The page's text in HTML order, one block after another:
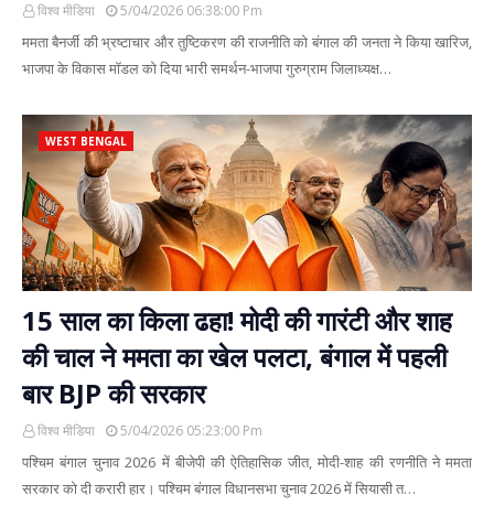
विश्व मीडिया 5/04/2026 06:38:00 Pm
ममता बैनर्जी की भ्रष्टाचार और तुष्टिकरण की राजनीति को बंगाल की जनता ने किया खारिज,
भाजपा के विकास मॉडल को दिया भारी समर्थन-भाजपा गुरुग्राम जिलाध्यक्ष…
WEST BENGAL
15 साल का किला ढहा! मोदी की गारंटी और शाह
की चाल ने ममता का खेल पलटा, बंगाल में पहली
बार BJP की सरकार
विश्व मीडिया 5/04/2026 05:23:00 Pm
पश्चिम बंगाल चुनाव 2026 में बीजेपी की ऐतिहासिक जीत, मोदी-शाह की रणनीति ने ममता
सरकार को दी करारी हार। पश्चिम बंगाल विधानसभा चुनाव 2026 में सियासी त…